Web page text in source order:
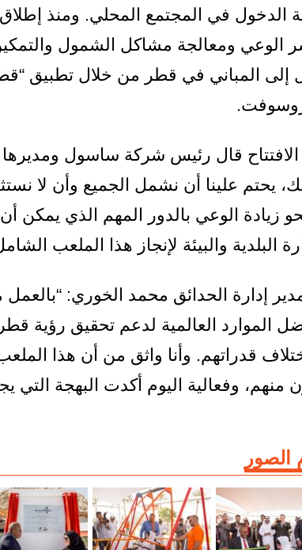
الوعي ومعالجة مشاكل الشمول
إلى المباني في قطر من خلال تطبيق
قال رئيس شركة ساسول ومديرها
يحتم علينا أن نشمل الجميع وأن لا
زيادة الوعي بالدور المهم الذي يمكن
البلدية والبيئة لإنجاز هذا الملعب
إدارة الحدائق محمد الخوري:
قدراتهم. وأنا واثق من أن هذا
منهم، وفعالية اليوم أكدت البهجة التي
الصور